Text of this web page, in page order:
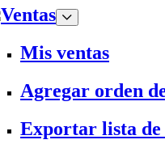
Ventas
Mis ventas
Agregar orden
Exportar lista de